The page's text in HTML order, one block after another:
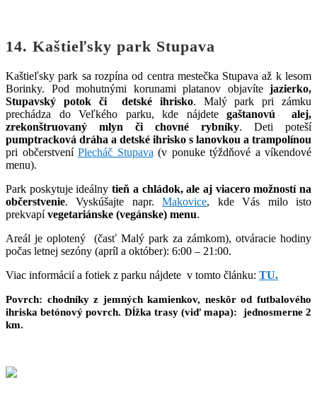
14. Kaštieľsky park Stupava
Kaštieľsky park sa rozpína od centra mestečka Stupava až k lesom
Borinky. Pod mohutnými korunami platanov objavítejazierko,
Stupavský potok či detské ihrisko. Malý park pri zámku
prechádza do Veľkého parku, kde nájdete gaštanovú alej,
zrekonštruovaný mlyn či chovné rybníky. Deti poteší
pumptracková dráha a detské ihrisko s lanovkou a trampolínou
pri občerstvení Plecháč Stupava (v ponuke týždňové a víkendové
menu).
Park poskytuje ideálnytieň a chládok, ale aj viacero možností na
občerstvenie. Vyskúšajte napr. Makovice, kde Vás milo isto
prekvapívegetariánske (vegánske) menu.
Areál je oplotený (časť Malý park za zámkom), otváracie hodiny
počas letnej sezóny (apríl a október): 6:00 – 21:00.
Viac informácií a fotiek z parku nájdete v tomto článku: TU.
Povrch: chodníky z jemných kamienkov, neskôr od futbalového
ihriska betónový povrch. Dĺžka trasy (viď mapa): jednosmerne 2
km.